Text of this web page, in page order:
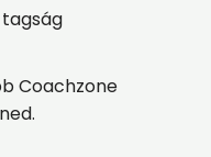
Coachzone